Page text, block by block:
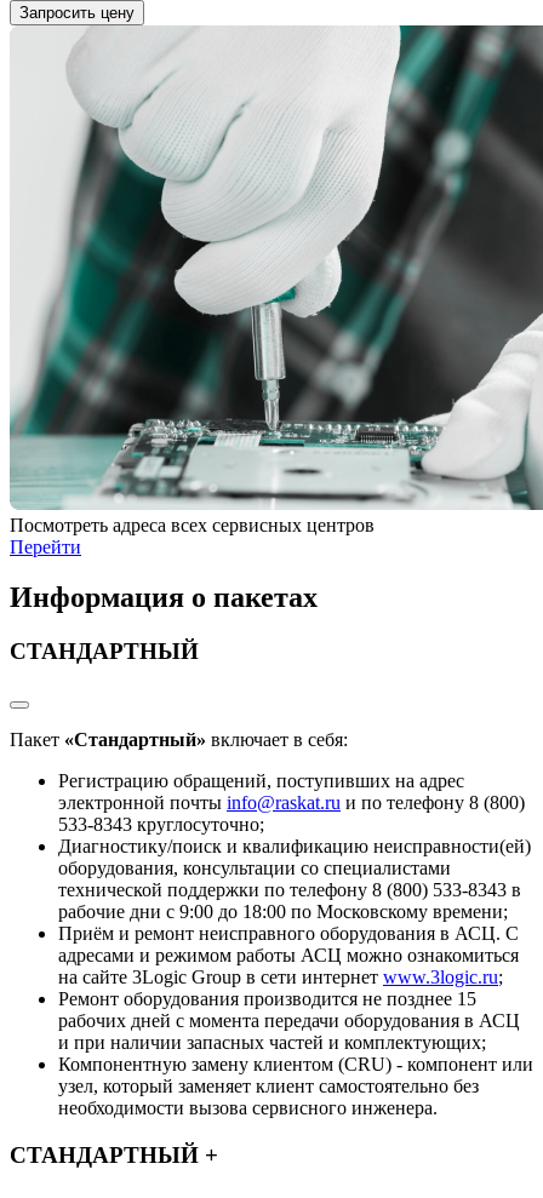
Запросить цену
Посмотреть адреса всех сервисных центров
Перейти
Информация о пакетах
СТАНДАРТНЫЙ
Пакет «Стандартный» включает в себя:
Регистрацию обращений, поступивших на адрес
электронной почты info@raskat.ru и по телефону 8 (800)
533-8343 круглосуточно;
Диагностику/поиск и квалификацию неисправности(ей)
оборудования, консультации со специалистами
технической поддержки по телефону 8 (800) 533-8343 в
рабочие дни с 9:00 до 18:00 по Московскому времени;
Приём и ремонт неисправного оборудования в АСЦ. С
адресами и режимом работы АСЦ можно ознакомиться
на сайте 3Logic Group в сети интернет www.3logic.ru;
Ремонт оборудования производится не позднее 15
рабочих дней с момента передачи оборудования в АСЦ
и при наличии запасных частей и комплектующих;
Компонентную замену клиентом (CRU) - компонент или
узел, который заменяет клиент самостоятельно без
необходимости вызова сервисного инженера.
СТАНДАРТНЫЙ +